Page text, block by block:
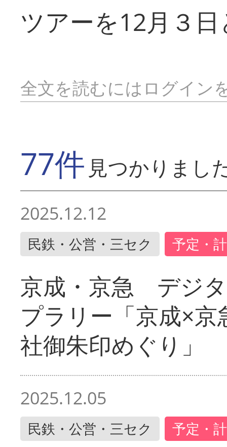
ツアーを12月３
全文を読むにはログイン
77件 見つかりまし
2025.12.12
民鉄・公営・三セク 予定・
京成・京急 デジ
プラリー「京成×
社御朱印めぐり」
2025.12.05
民鉄・公営・三セク 予定・